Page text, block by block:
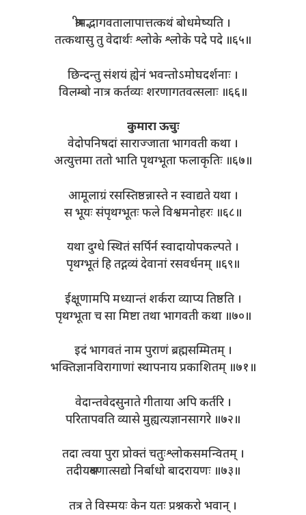
श्रीमद्भागवतालापात्तत्कथं बोधमेष्यति ।
तत्कथासु तु वेदार्थः श्लोके श्लोके पदे पदे ॥६५॥
छिन्दन्तु संशयं ह्येनं भवन्तोऽमोघदर्शनाः ।
विलम्बो नात्र कर्तव्यः शरणागतवत्सलाः ॥६६॥
कुमारा ऊचुः
वेदोपनिषदां साराज्जाता भागवती कथा ।
अत्युत्तमा ततो भाति पृथग्भूता फलाकृतिः ॥६७॥
आमूलाग्रं रसस्तिष्ठन्नास्ते न स्वाद्यते यथा ।
स भूयः संपृथग्भूतः फले विश्वमनोहरः ॥६८॥
यथा दुग्धे स्थितं सर्पिर्न स्वादायोपकल्पते ।
पृथग्भूतं हि तद्गव्यं देवानां रसवर्धनम् ॥६९॥
ईक्षूणामपि मध्यान्तं शर्करा व्याप्य तिष्ठति ।
पृथग्भूता च सा मिष्टा तथा भागवती कथा ॥७०॥
इदं भागवतं नाम पुराणं ब्रह्मसम्मितम् ।
भक्तिज्ञानविरागाणां स्थापनाय प्रकाशितम् ॥७१॥
वेदान्तवेदसुनाते गीताया अपि कर्तरि ।
परितापवति व्यासे मुह्यत्यज्ञानसागरे ॥७२॥
तदा त्वया पुरा प्रोक्तं चतुःश्लोकसमन्वितम् ।
तदीयश्रवणात्सद्यो निर्बाधो बादरायणः ॥७३॥
तत्र ते विस्मयः केन यतः प्रश्नकरो भवान् ।